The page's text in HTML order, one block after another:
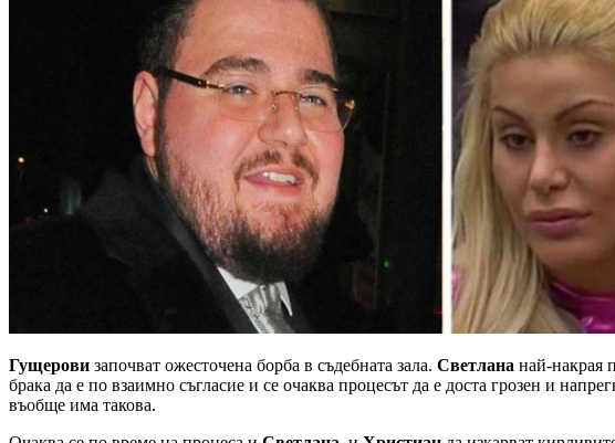
Гущерови започват ожесточена борба в съдебната зала. Светлана най-накрая
брака да е по взаимно съгласие и се очаква процесът да е доста грозен и
въобще има такова.